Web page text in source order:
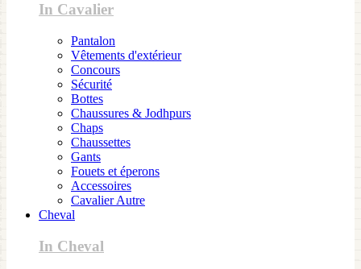
In Cavalier
Pantalon
Vêtements d'extérieur
Concours
Sécurité
Bottes
Chaussures & Jodhpurs
Chaps
Chaussettes
Gants
Fouets et éperons
Accessoires
Cavalier Autre
Cheval
In Cheval